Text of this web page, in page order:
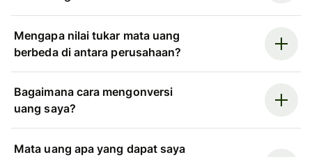
Mengapa nilai tukar mata uang
berbeda di antara perusahaan?
Bagaimana cara mengonversi
uang saya?
Mata uang apa yang dapat saya